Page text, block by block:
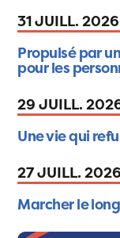
31 JUILL. 2026
Propulsé par
pour les
29 JUILL.
Une vie qui
27 JUILL. 2026
Marcher le